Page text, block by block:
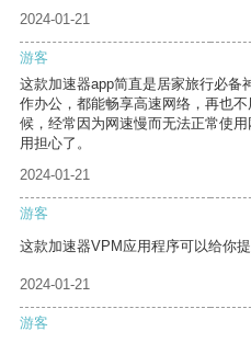
2024-01-21
游客
这款加速器app简直是居家旅行必备
作办公，都能畅享高速网络，再也
候，经常因为网速慢而无法正常使
用担心了。
2024-01-21
游客
这款加速器VPM应用程序可以给你
2024-01-21
游客